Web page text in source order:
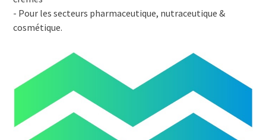
- Pour les secteurs pharmaceutique, nutraceutique &
cosmétique.